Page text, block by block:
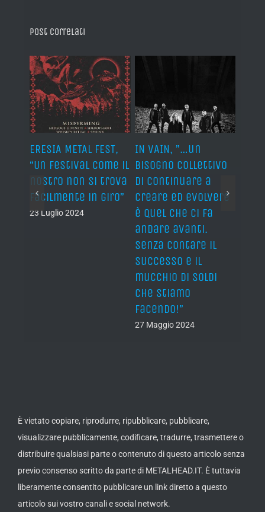
Post correlati
ERESIA METAL FEST,
“Un festival come il
nostro non si trova
facilmente in giro”
23 Luglio 2024
IN VAIN, ”…un
bisogno collettivo
di continuare a
creare ed evolvere
è quel che ci fa
andare avanti.
Senza contare il
successo e il
mucchio di soldi
che stiamo
facendo!”
27 Maggio 2024
È vietato copiare, riprodurre, ripubblicare, pubblicare,
visualizzare pubblicamente, codificare, tradurre, trasmettere o
distribuire qualsiasi parte o contenuto di questo articolo senza
previo consenso scritto da parte di METALHEAD.IT. È tuttavia
liberamente consentito pubblicare un link diretto a questo
articolo sui vostro canali e social network.